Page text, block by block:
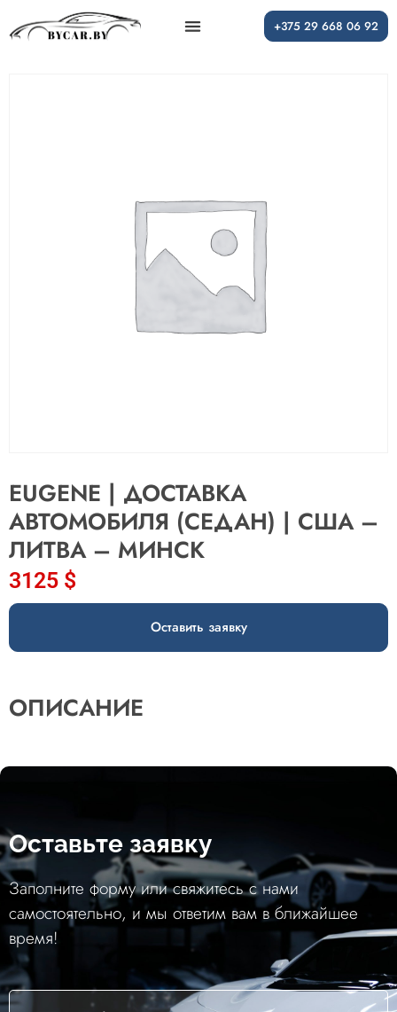
+375 29 668 06 92
EUGENE | ДОСТАВКА
АВТОМОБИЛЯ (СЕДАН) | США –
ЛИТВА – МИНСК
3125 $
Оставить заявку
ОПИСАНИЕ
Оставьте заявку
Заполните форму или свяжитесь с нами
самостоятельно, и мы ответим вам в ближайшее
время!